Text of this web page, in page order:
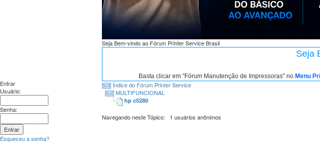
Entrar
Usuário:
Senha:
Esqueceu a senha?
Seja Bem-vindo ao Fórum Printer Service Brasil
Seja
Basta clicar em "Fórum Manutenção de Impressoras" no Menu
Índice do Fórum Printer Service
MULTIFUNCIONAL
hp c5280
Navegando neste Tópico: 1 usuários anônimos